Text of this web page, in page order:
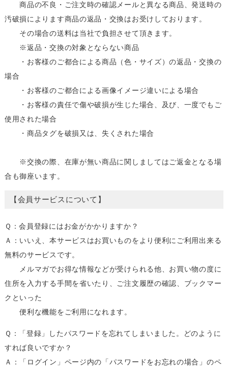
商品の不良・ご注文時の確認メールと異なる商品、発送時の
汚破損によります商品の返品・交換はお受けしております。
その場合の送料は当社で負担させて頂きます。
※返品・交換の対象とならない商品
・お客様のご都合による商品（色・サイズ）の返品・交換の
場合
・お客様のご都合による画像イメージ違いによる場合
・お客様の責任で傷や破損が生じた場合、及び、一度でもご
使用された場合
・商品タグを破損又は、失くされた場合
※交換の際、在庫が無い商品に関しましてはご返金となる場
合も御座います。
【会員サービスについて】
Ｑ：会員登録にはお金がかかりますか？
Ａ：いいえ、本サービスはお買いものをより便利にご利用出来る
無料のサービスです。
メルマガでお得な情報などが受けられる他、お買い物の度に
住所を入力する手間を省いたり、ご注文履歴の確認、ブックマー
クといった
便利な機能をご利用になれます。
Ｑ：「登録」したパスワードを忘れてしまいました。どのように
すれば良いですか？
Ａ：「ログイン」ページ内の「パスワードをお忘れの場合」のペ